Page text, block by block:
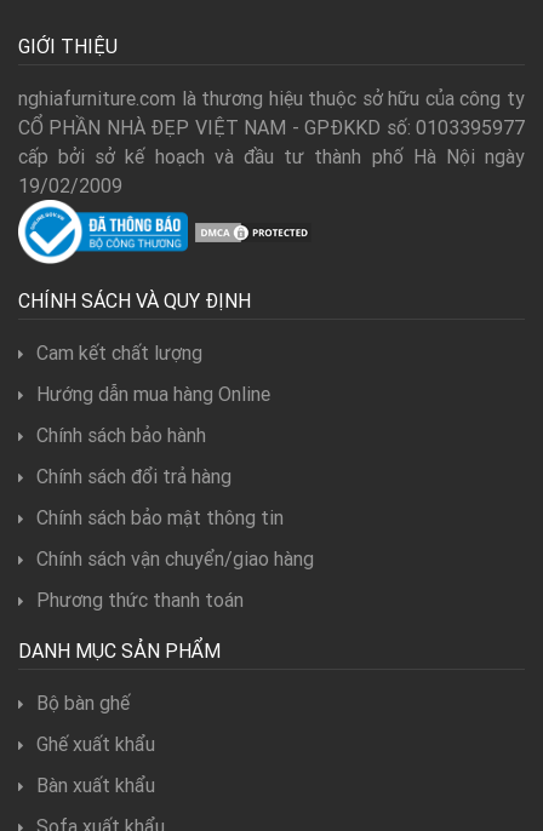
GIỚI THIỆU
nghiafurniture.com là thương hiệu thuộc sở hữu của công ty
CỔ PHẦN NHÀ ĐẸP VIỆT NAM - GPĐKKD số: 0103395977
cấp bởi sở kế hoạch và đầu tư thành phố Hà Nội ngày
19/02/2009
CHÍNH SÁCH VÀ QUY ĐỊNH
Cam kết chất lượng
Hướng dẫn mua hàng Online
Chính sách bảo hành
Chính sách đổi trả hàng
Chính sách bảo mật thông tin
Chính sách vận chuyển/giao hàng
Phương thức thanh toán
DANH MỤC SẢN PHẨM
Bộ bàn ghế
Ghế xuất khẩu
Bàn xuất khẩu